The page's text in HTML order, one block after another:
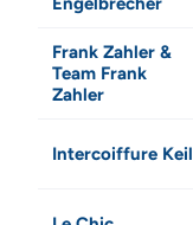
Frank Zahler &
Team Frank
Zahler
Intercoiffure Keil